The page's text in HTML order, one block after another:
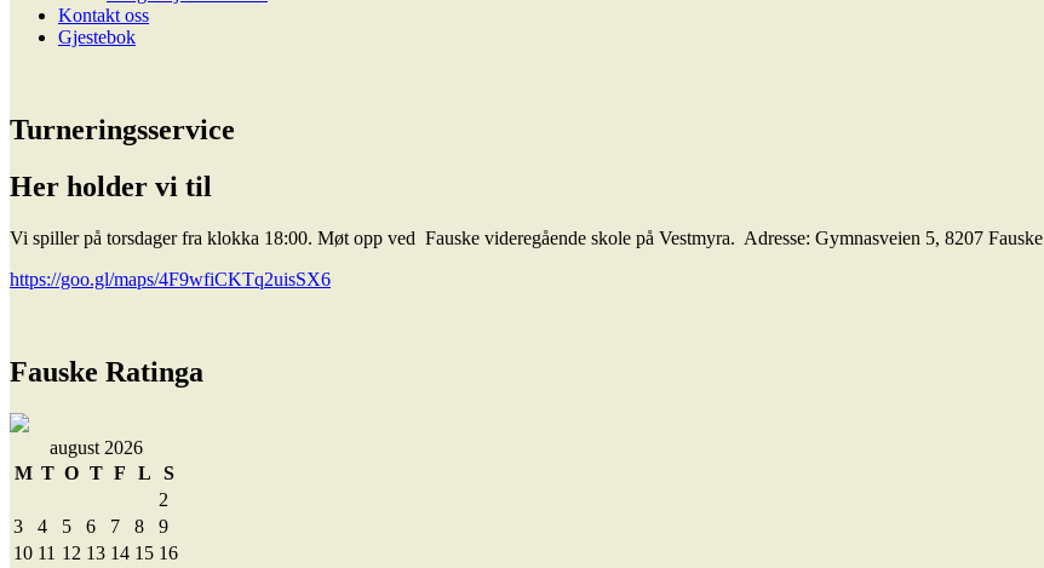
Kontakt oss
Gjestebok
Turneringsservice
Her holder vi til
Vi spiller på torsdager fra klokka 18:00. Møt opp ved Fauske videregående skole på Vestmyra. Adresse: Gymnasveien 5, 8207 Fauske
https://goo.gl/maps/4F9wfiCKTq2uisSX6
Fauske Ratinga
august 2026
M T O T F L
S
2
3
4 5 6 7 8
9
10 11 12 13 14 15 16